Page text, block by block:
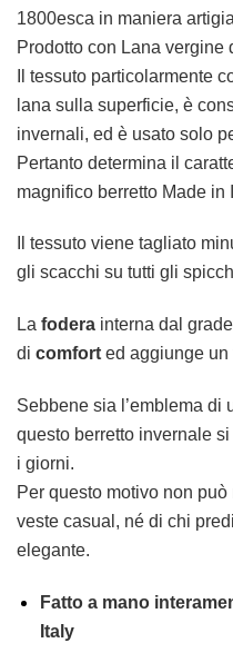
1800esca in maniera
Prodotto con Lana
Il tessuto particolarmente
lana sulla superficie, è
invernali, ed è usato solo
Pertanto determina il
magnifico berretto Made in
Il tessuto viene tagliato
gli scacchi su tutti gli
La fodera interna dal
di comfort ed aggiunge
Sebbene sia l’emblema di
questo berretto invernale
i giorni.
Per questo motivo non
veste casual, né di chi
elegante.
Fatto a mano
Italy